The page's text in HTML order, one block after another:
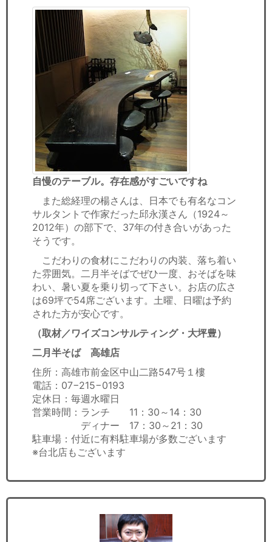
自慢のテーブル。存在感がすごいですね
また総経理の楊さんは、日本でも有名なコン
サルタントで作家だった邱永漢さん（1924～
2012年）の部下で、37年の付き合いがあった
そうです。
こだわりの食材にこだわりの内装、落ち着い
た雰囲気。二月半そばでぜひ一度、おそばを味
わい、暑い夏を乗り切って下さい。お店の広さ
は69坪で54席ございます。土曜、日曜は予約
された方が安心です。
（取材／ワイズコンサルティング・大坪豊）
二月半そば 高雄店
住所：高雄市前金区中山二路547号１樓
電話：07−215−0193
定休日：毎週水曜日
営業時間：ランチ 11：30～14：30
ディナー 17：30～21：30
駐車場：付近に有料駐車場が多数ございます
※台北店もございます